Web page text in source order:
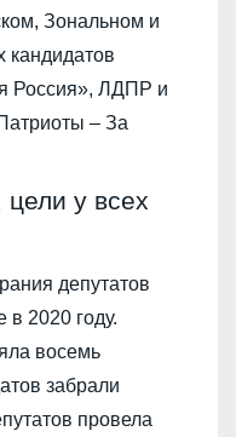
Зональном и
кандидатов
Россия», ЛДПР и
– За
цели у всех
депутатов
в 2020 году.
восемь
забрали
провела